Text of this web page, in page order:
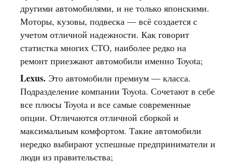
другими автомобилями, и не только японскими.
Моторы, кузовы, подвеска — всё создается с
учетом отличной надежности. Как говорит
статистка многих СТО, наиболее редко на
ремонт приезжают автомобили именно Toyota;
Lexus. Это автомобили премиум — класса.
Подразделение компании Toyota. Сочетают в себе
все плюсы Toyota и все самые современные
опции. Отличаются отличной сборкой и
максимальным комфортом. Такие автомобили
нередко выбирают успешные предприниматели и
люди из правительства;